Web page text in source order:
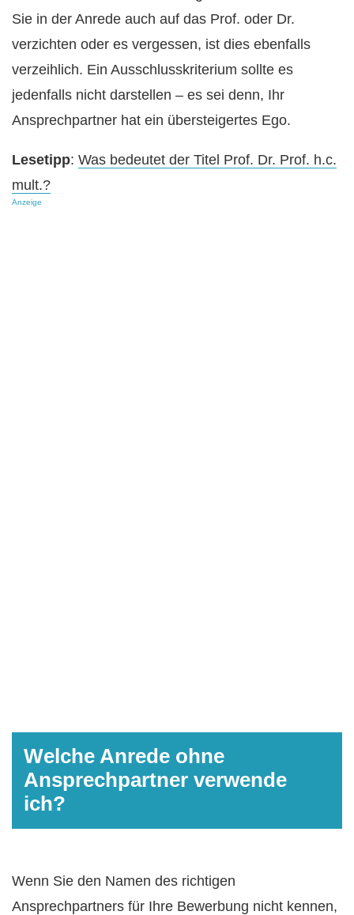
Sie in der Anrede auch auf das Prof. oder Dr.
verzichten oder es vergessen, ist dies ebenfalls
verzeihlich. Ein Ausschlusskriterium sollte es
jedenfalls nicht darstellen – es sei denn, Ihr
Ansprechpartner hat ein übersteigertes Ego.
Lesetipp: Was bedeutet der Titel Prof. Dr. Prof. h.c.
mult.?
Anzeige
Welche Anrede ohne
Ansprechpartner verwende
ich?
Wenn Sie den Namen des richtigen
Ansprechpartners für Ihre Bewerbung nicht kennen,